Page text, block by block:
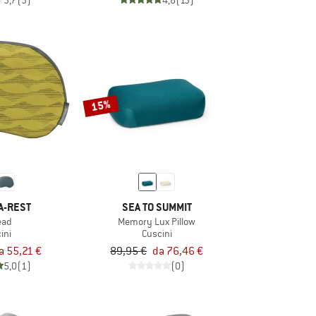
REST
55,21 €
5,0(1)
15%
SEA TO SUMMIT
Memory Lux Pillow
Cuscini
89,95 € da 76,46 €
(0)